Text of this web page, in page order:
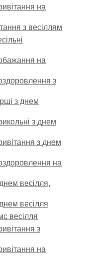
на
з весіллям
на
з
з днем
з днем
з днем
на
весілля,
весілля
весілля
з
на